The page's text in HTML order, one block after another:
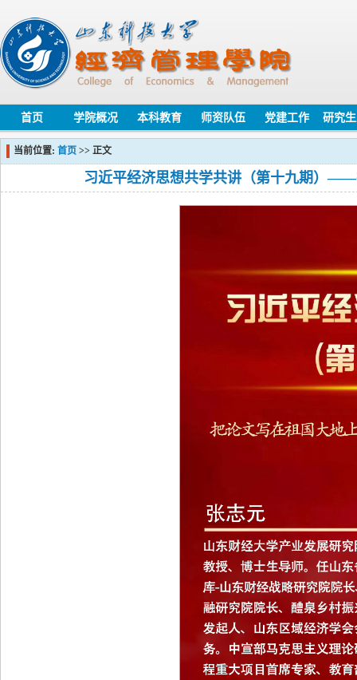
首页 学院概况 本科教育 师资队伍 党建工作 研究
当前位置: 首页 >> 正文
习近平经济思想共学共讲（第十九期）